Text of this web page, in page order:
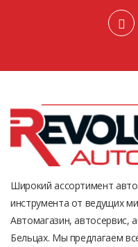
Широкий ассортимент
инструмента от ведущих
Автомагазин,
Бельцах. Мы предлагаем